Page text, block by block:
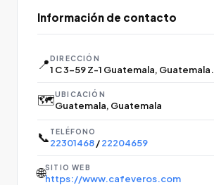
Información de contacto
📍DIRECCIÓN
1 C 3-59 Z-1 Guatemala, Guatemala.
🗺️UBICACIÓN
Guatemala, Guatemala
📞 TELÉFONO
22301468/22204659
🌐SITIO WEB
https://www.cafeveros.com